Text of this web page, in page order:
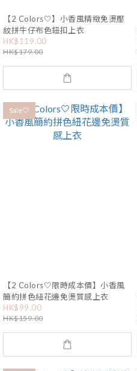
【2 Colors🤍】小香風精緻免燙壓
紋拼牛仔布色鈕扣上衣
HK$119.00
HK$179.00
Sale🤍
【2 Colors🤍限時成本價】小香風
簡約拼色紐花邊免燙質感上衣
HK$99.00
HK$159.00